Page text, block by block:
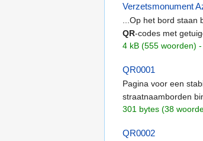
Verzetsmonument
...Op het bord
QR-codes met
4 kB (555 woorden)
QR0001
Pagina voor een
straatnaamborden
301 bytes (38
QR0002